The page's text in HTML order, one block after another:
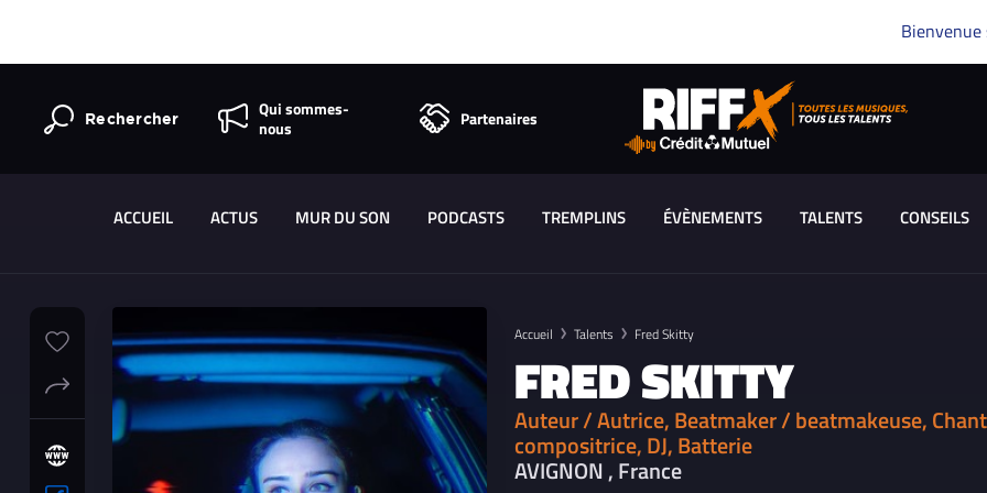
Bienvenue
Rechercher
Qui sommes-
nous
Partenaires
ACCUEIL ACTUS MUR DU SON PODCASTS TREMPLINS ÉVÈNEMENTS TALENTS CONSEILS
Accueil Talents Fred Skitty
FRED SKITTY
Auteur / Autrice, Beatmaker / beatmakeuse,
compositrice, DJ, Batterie
AVIGNON , France